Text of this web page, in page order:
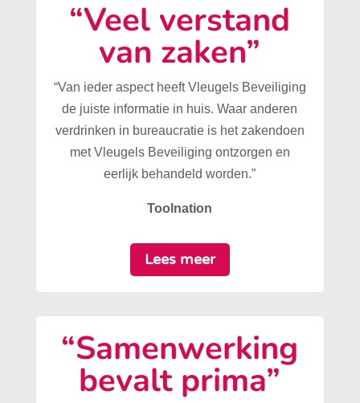
“Veel verstand
van zaken”
“Van ieder aspect heeft Vleugels Beveiliging
de juiste informatie in huis. Waar anderen
verdrinken in bureaucratie is het zakendoen
met Vleugels Beveiliging ontzorgen en
eerlijk behandeld worden.”
Toolnation
Lees meer
“Samenwerking
bevalt prima”